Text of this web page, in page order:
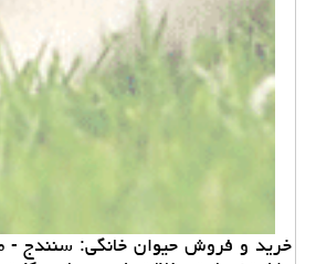
خرید و فروش حیوان خانگی: سنندج -